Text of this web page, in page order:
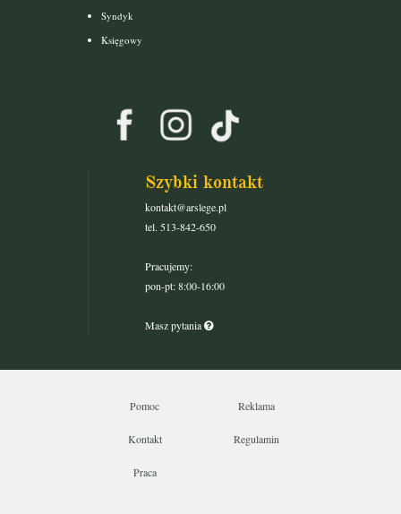
Syndyk
Księgowy
Szybki kontakt
kontakt@arslege.pl
tel. 513-842-650
Pracujemy:
pon-pt: 8:00-16:00
Masz pytania
Pomoc Reklama
Kontakt Regulamin
Praca